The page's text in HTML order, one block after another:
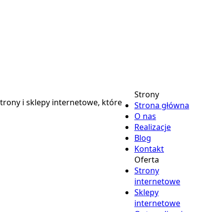
i sklepy internetowe, które
Strony
Strona główna
O nas
Realizacje
Blog
Kontakt
Oferta
Strony
internetowe
Sklepy
internetowe